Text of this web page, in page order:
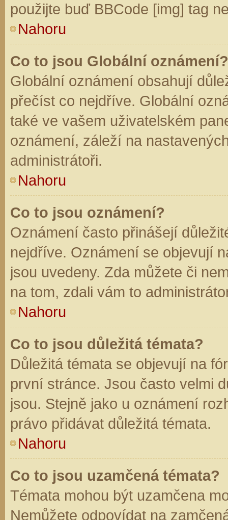
použijte buď BBCode [img] tag
Nahoru
Co to jsou Globální oznámení?
Globální oznámení obsahují
přečíst co nejdříve. Globální
také ve vašem uživatelském
oznámení, záleží na
administrátoři.
Nahoru
Co to jsou oznámení?
Oznámení často přinášejí
nejdříve. Oznámení se objevují
jsou uvedeny. Zda můžete či
na tom, zdali vám to
Nahoru
Co to jsou důležitá témata?
Důležitá témata se objevují na
první stránce. Jsou často velmi
jsou. Stejně jako u oznámení
právo přidávat důležitá témata.
Nahoru
Co to jsou uzamčená témata?
Témata mohou být uzamčena
Nemůžete odpovídat na